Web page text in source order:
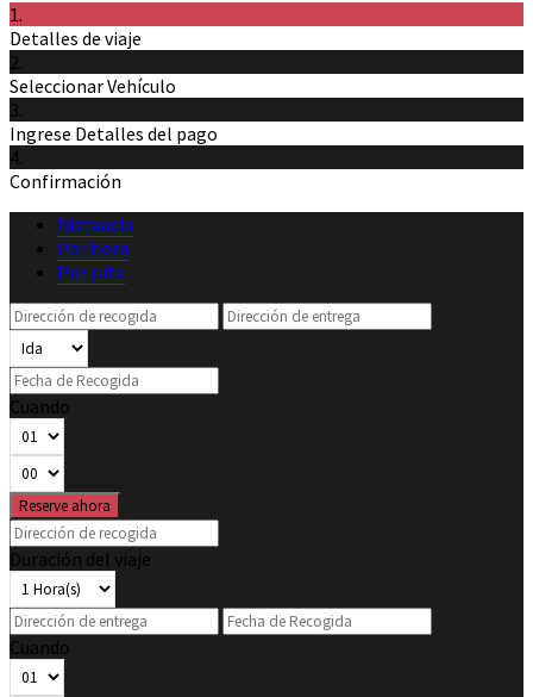
1.
Detalles de viaje
2.
Seleccionar Vehículo
3.
Ingrese Detalles del pago
4.
Confirmación
Distancia
Por hora
Por ruta
Cuando
Reserve ahora
Duración del viaje
Cuando